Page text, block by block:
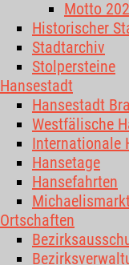
Motto
Historischer
Stadtarchiv
Stolpersteine
Hansestadt
Hansestadt
Westfälische
Internationale
Hansetage
Hansefahrten
Ortschaften